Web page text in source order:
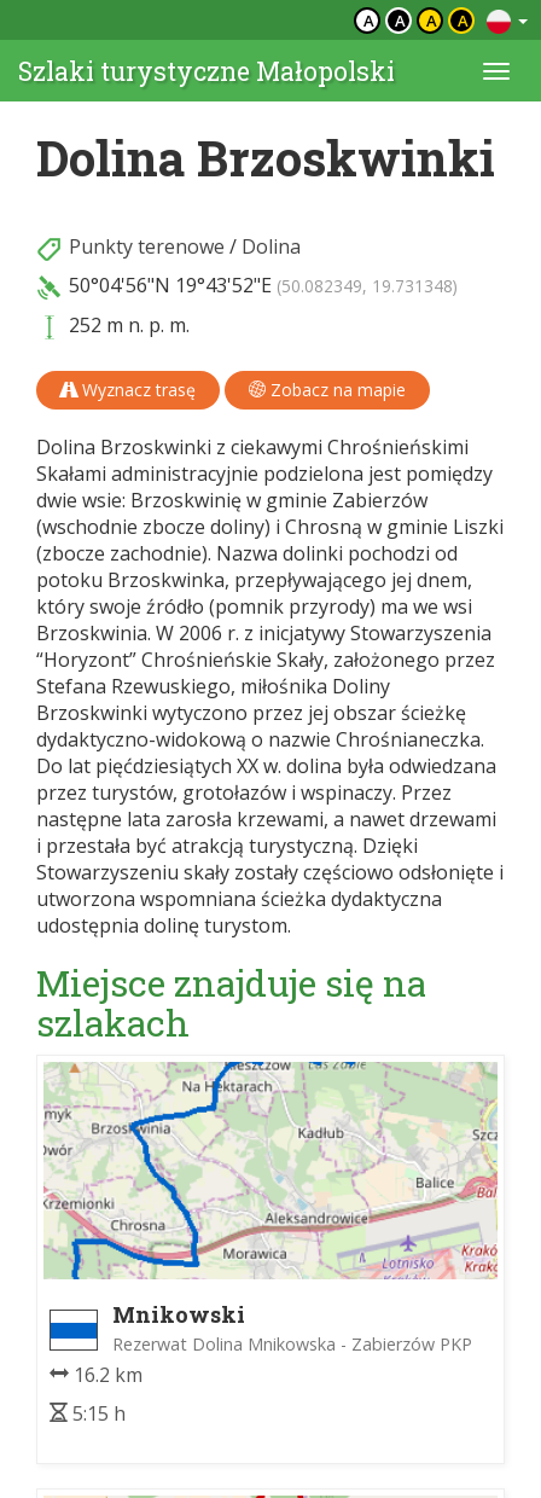
A A A A
Szlaki turystyczne Małopolski
Dolina Brzoskwinki
Punkty terenowe / Dolina
50°04'56"N 19°43'52"E (50.082349, 19.731348)
252 m n. p. m.
Wyznacz trasę Zobacz na mapie
Dolina Brzoskwinki z ciekawymi Chrośnieńskimi
Skałami administracyjnie podzielona jest pomiędzy
dwie wsie: Brzoskwinię w gminie Zabierzów
(wschodnie zbocze doliny) i Chrosną w gminie Liszki
(zbocze zachodnie). Nazwa dolinki pochodzi od
potoku Brzoskwinka, przepływającego jej dnem,
który swoje źródło (pomnik przyrody) ma we wsi
Brzoskwinia. W 2006 r. z inicjatywy Stowarzyszenia
“Horyzont” Chrośnieńskie Skały, założonego przez
Stefana Rzewuskiego, miłośnika Doliny
Brzoskwinki wytyczono przez jej obszar ścieżkę
dydaktyczno-widokową o nazwie Chrośnianeczka.
Do lat pięćdziesiątych XX w. dolina była odwiedzana
przez turystów, grotołazów i wspinaczy. Przez
następne lata zarosła krzewami, a nawet drzewami
i przestała być atrakcją turystyczną. Dzięki
Stowarzyszeniu skały zostały częściowo odsłonięte i
utworzona wspomniana ścieżka dydaktyczna
udostępnia dolinę turystom.
Miejsce znajduje się na
szlakach
Mnikowski
Rezerwat Dolina Mnikowska - Zabierzów PKP
16.2 km
5:15 h